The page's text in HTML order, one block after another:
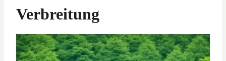
Verbreitung